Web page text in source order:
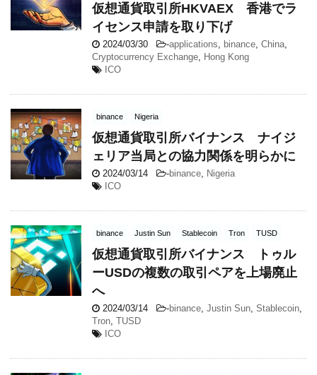
仮想通貨取引所HKVAEX 香港でラ
イセンス申請を取り下げ
2024/03/30 -applications binance China
Cryptocurrency Exchange Hong Kong
ICO
binance Nigeria
仮想通貨取引所バイナンス ナイジ
ェリア当局との協力関係を明らかに
2024/03/14 -binance Nigeria
ICO
binance Justin Sun Stablecoin Tron TUSD
仮想通貨取引所バイナンス トゥル
ーUSDの複数の取引ペアを上場廃止
へ
2024/03/14 -binance Justin Sun Stablecoin
Tron TUSD
ICO